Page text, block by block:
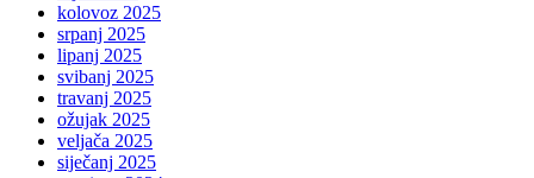
kolovoz 2025
srpanj 2025
lipanj 2025
svibanj 2025
travanj 2025
ožujak 2025
veljača 2025
siječanj 2025